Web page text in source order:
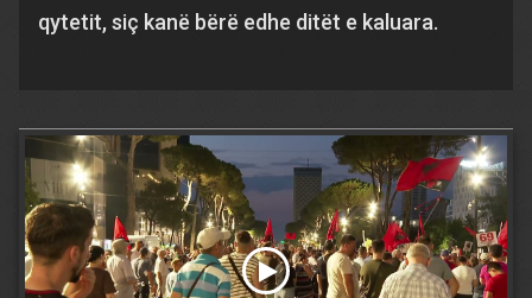
qytetit, siç kanë bërë edhe ditët e kaluara.